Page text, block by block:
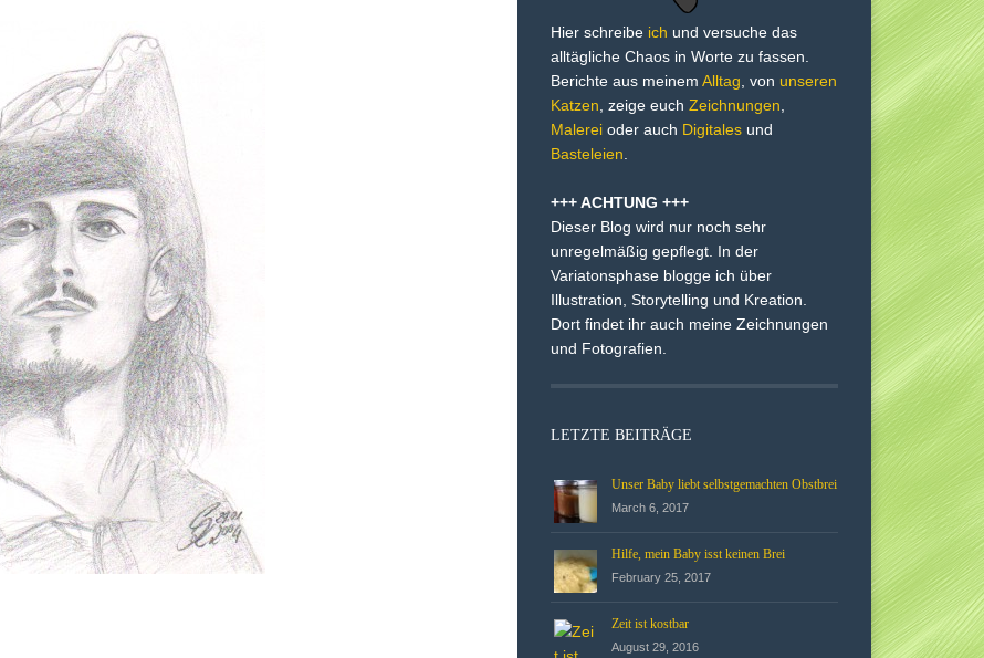
Hier schreibe ich und versuche das
alltägliche Chaos in Worte zu fassen.
Berichte aus meinem Alltag , von unseren
Katzen , zeige euch Zeichnungen
Malerei oder auch Digitales und
Basteleien
+++ ACHTUNG +++
Dieser Blog wird nur noch sehr
unregelmäßig gepflegt. In der
Variatonsphase blogge ich über
Illustration, Storytelling und Kreation.
Dort findet ihr auch meine Zeichnungen
und Fotografien.
LETZTE BEITRÄGE
Unser Baby liebt selbstgemachten Obstbrei
March 6, 2017
Hilfe, mein Baby isst keinen Brei
February 25, 2017
Zeit ist kostbar
August 29, 2016